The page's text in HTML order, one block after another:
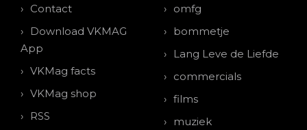
Contact
Download VKMAG
App
VKMag facts
VKMag shop
RSS
omfg
bommetje
Lang Leve de Liefde
commercials
films
muziek